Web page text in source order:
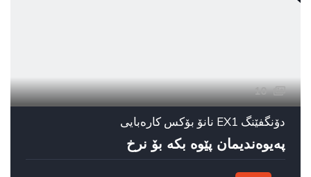
10
دۆنگفێنگ EX1 نانۆ بۆکس کارەبایی
پەیوەندیمان پێوە بکە بۆ نرخ